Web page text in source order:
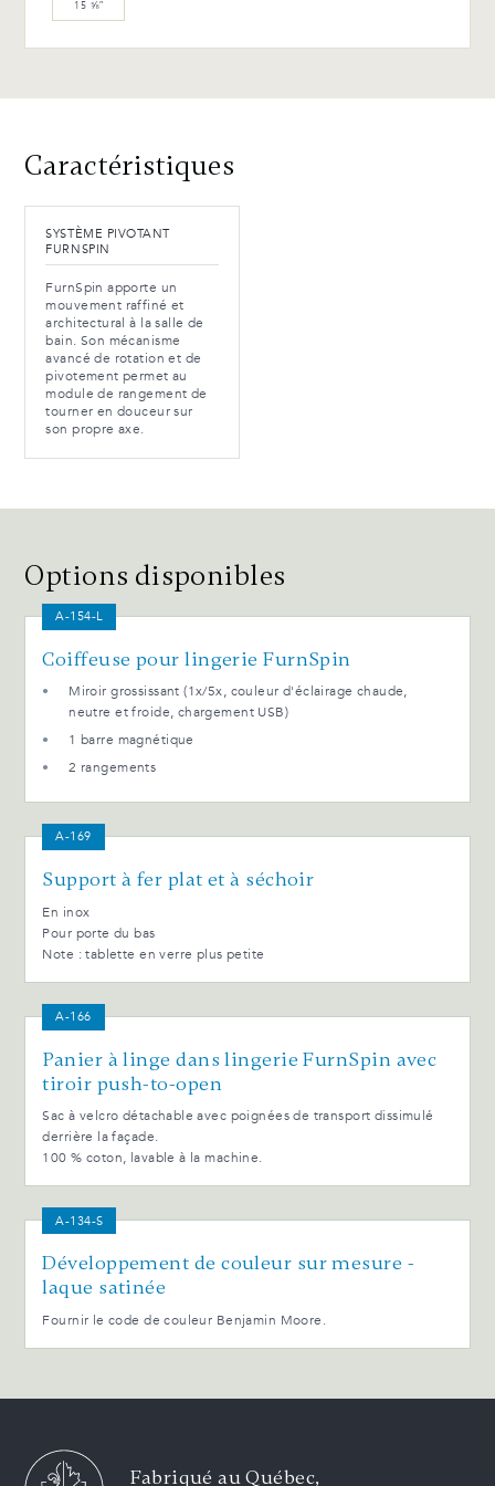
15 ⅝″
Caractéristiques
SYSTÈME PIVOTANT
FURNSPIN
FurnSpin apporte un
mouvement raffiné et
architectural à la salle de
bain. Son mécanisme
avancé de rotation et de
pivotement permet au
module de rangement de
tourner en douceur sur
son propre axe.
Options disponibles
A-154-L
Coiffeuse pour lingerie FurnSpin
Miroir grossissant (1x/5x, couleur d'éclairage chaude,
neutre et froide, chargement USB)
1 barre magnétique
2 rangements
A-169
Support à fer plat et à séchoir
En inox
Pour porte du bas
Note : tablette en verre plus petite
A-166
Panier à linge dans lingerie FurnSpin avec
tiroir push-to-open
Sac à velcro détachable avec poignées de transport dissimulé
derrière la façade.
100 % coton, lavable à la machine.
A-134-S
Développement de couleur sur mesure -
laque satinée
Fournir le code de couleur Benjamin Moore.
Fabriqué au Québec,